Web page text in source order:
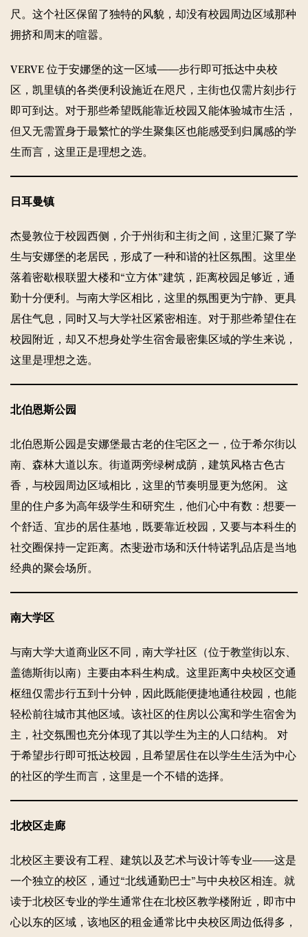
尺。这个社区保留了独特的风貌，却没有校园周边区域那种
拥挤和周末的喧嚣。
VERVE 位于安娜堡的这一区域——步行即可抵达中央校
区，凯里镇的各类便利设施近在咫尺，主街也仅需片刻步行
即可到达。对于那些希望既能靠近校园又能体验城市生活，
但又无需置身于最繁忙的学生聚集区也能感受到归属感的学
生而言，这里正是理想之选。
日耳曼镇
杰曼敦位于校园西侧，介于州街和主街之间，这里汇聚了学
生与安娜堡的老居民，形成了一种和谐的社区氛围。这里坐
落着密歇根联盟大楼和“立方体”建筑，距离校园足够近，通
勤十分便利。与南大学区相比，这里的氛围更为宁静、更具
居住气息，同时又与大学社区紧密相连。对于那些希望住在
校园附近，却又不想身处学生宿舍最密集区域的学生来说，
这里是理想之选。
北伯恩斯公园
北伯恩斯公园是安娜堡最古老的住宅区之一，位于希尔街以
南、森林大道以东。街道两旁绿树成荫，建筑风格古色古
香，与校园周边区域相比，这里的节奏明显更为悠闲。 这
里的住户多为高年级学生和研究生，他们心中有数：想要一
个舒适、宜步的居住基地，既要靠近校园，又要与本科生的
社交圈保持一定距离。杰斐逊市场和沃什特诺乳品店是当地
经典的聚会场所。
南大学区
与南大学大道商业区不同，南大学社区（位于教堂街以东、
盖德斯街以南）主要由本科生构成。这里距离中央校区交通
枢纽仅需步行五到十分钟，因此既能便捷地通往校园，也能
轻松前往城市其他区域。该社区的住房以公寓和学生宿舍为
主，社交氛围也充分体现了其以学生为主的人口结构。 对
于希望步行即可抵达校园，且希望居住在以学生生活为中心
的社区的学生而言，这里是一个不错的选择。
北校区走廊
北校区主要设有工程、建筑以及艺术与设计等专业——这是
一个独立的校区，通过“北线通勤巴士”与中央校区相连。就
读于北校区专业的学生通常住在北校区教学楼附近，即市中
心以东的区域，该地区的租金通常比中央校区周边低得多，